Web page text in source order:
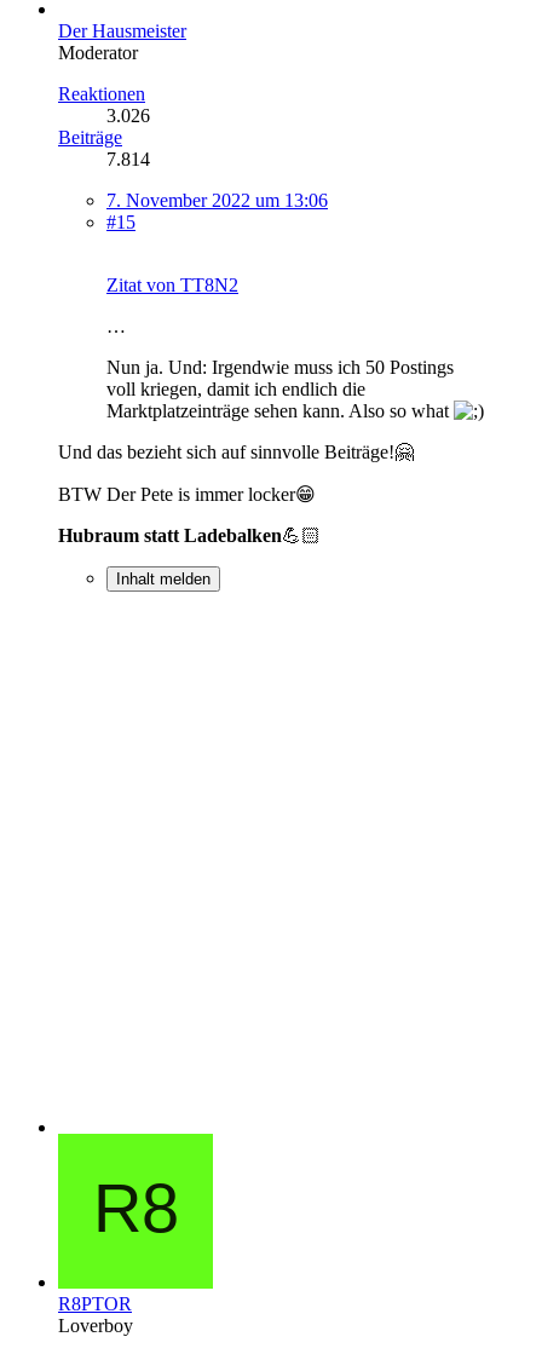
Der Hausmeister
Moderator
Reaktionen
3.026
Beiträge
7.814
7. November 2022 um 13:06
#15
Zitat von TT8N2
…
Nun ja. Und: Irgendwie muss ich 50 Postings
voll kriegen, damit ich endlich die
Marktplatzeinträge sehen kann. Also so what
Und das bezieht sich auf sinnvolle Beiträge!🤗
BTW Der Pete is immer locker😁
Hubraum statt Ladebalken💪🏻
Inhalt melden
R8PTOR
Loverboy